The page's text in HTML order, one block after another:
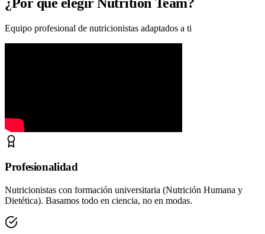
Equipo profesional de nutricionistas adaptados a ti
Profesionalidad
Nutricionistas con formación universitaria (Nutrición Humana y
Dietética). Basamos todo en ciencia, no en modas.